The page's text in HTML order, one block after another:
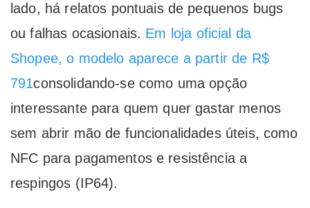
lado, há relatos pontuais de pequenos bugs
ou falhas ocasionais. Em loja oficial da
Shopee, o modelo aparece a partir de R$
791consolidando-se como uma opção
interessante para quem quer gastar menos
sem abrir mão de funcionalidades úteis, como
NFC para pagamentos e resistência a
respingos (IP64).